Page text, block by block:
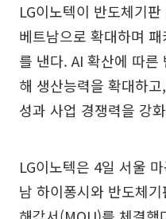
LG이노텍이 반도체기
베트남으로 확대하며
를 낸다. AI 확산에 따
해 생산능력을 확대하
성과 사업 경쟁력을 강
LG이노텍은 4일 서울
남 하이퐁시와 반도체